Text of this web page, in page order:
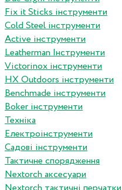
Fix it Sticks інструменти
Сold Steel інструменти
Active інструменти
Leatherman Інструменти
Victorinox інструменти
HX Outdoors інструменти
Benchmade інструменти
Boker інструменти
Техніка
Електроінструменти
Садові інструменти
Тактичне спорядження
Nextorch аксесуари